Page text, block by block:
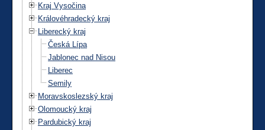
Kraj Vysočina
Královéhradecký kraj
Liberecký kraj
Česká Lípa
Jablonec nad Nisou
Liberec
Semily
Moravskoslezský kraj
Olomoucký kraj
Pardubický kraj